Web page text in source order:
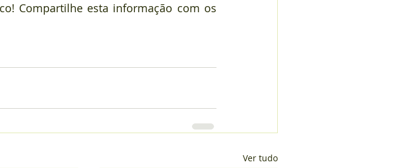
Compartilhe esta informação com os
Ver tudo